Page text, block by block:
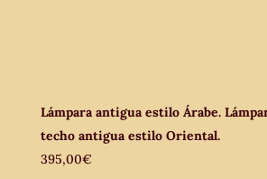
Lámpara antigua estilo Árabe.
techo antigua estilo Oriental.
395,00€